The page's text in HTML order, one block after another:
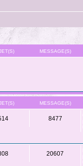
MESSAGE(S)
MESSAGE(S)
8477
20607